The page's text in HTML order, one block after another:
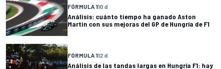
FÓRMULA 110 d
Análisis: cuánto tiempo ha ganado Aston
Martin con sus mejoras del GP de Hungría de F1
FÓRMULA 112 d
Análisis de las tandas largas en Hungría F1: hay